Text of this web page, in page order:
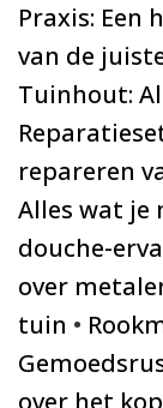
Praxis: Een
van de
Tuinhout:
repareren
Alles wat je
douche-
over
tuin •
over het